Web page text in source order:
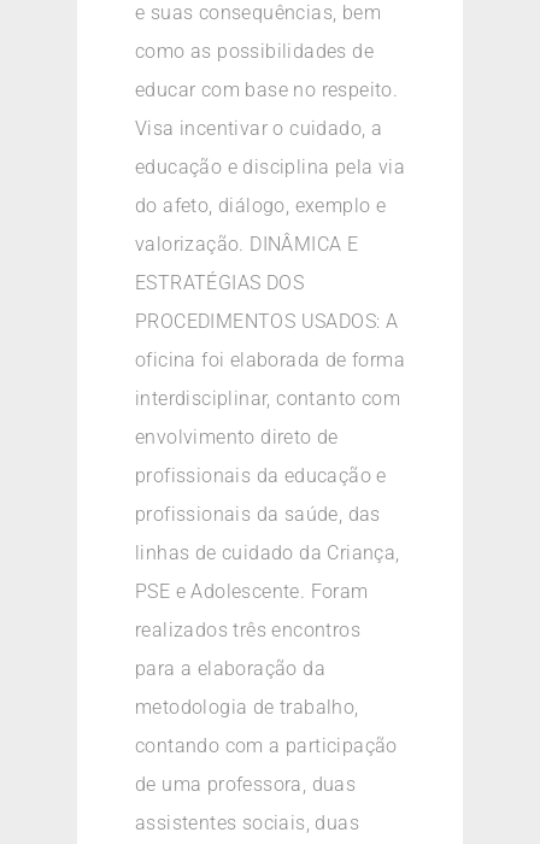
e suas consequências, bem
como as possibilidades de
educar com base no respeito.
Visa incentivar o cuidado, a
educação e disciplina pela via
do afeto, diálogo, exemplo e
valorização. DINÂMICA E
ESTRATÉGIAS DOS
PROCEDIMENTOS USADOS: A
oficina foi elaborada de forma
interdisciplinar, contanto com
envolvimento direto de
profissionais da educação e
profissionais da saúde, das
linhas de cuidado da Criança,
PSE e Adolescente. Foram
realizados três encontros
para a elaboração da
metodologia de trabalho,
contando com a participação
de uma professora, duas
assistentes sociais, duas